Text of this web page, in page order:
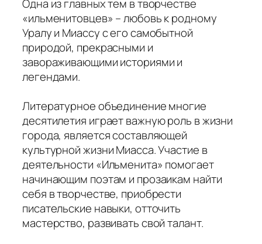
Одна из главных тем в творчестве
«ильменитовцев» – любовь к родному
Уралу и Миассу с его самобытной
природой, прекрасными и
завораживающими историями и
легендами.
Литературное объединение многие
десятилетия играет важную роль в жизни
города, является составляющей
культурной жизни Миасса. Участие в
деятельности «Ильменита» помогает
начинающим поэтам и прозаикам найти
себя в творчестве, приобрести
писательские навыки, отточить
мастерство, развивать свой талант.